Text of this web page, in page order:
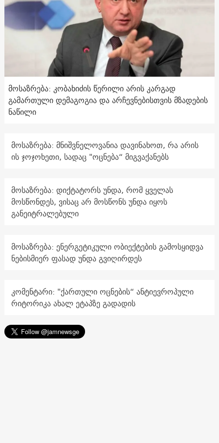
მოსაზრება: კობახიძის წერილი არის კარგად
გამართული დემაგოგია და არჩევნებისთვის მზადების
ნაწილი
მოსაზრება: მნიშვნელოვანია დავინახოთ, რა არის
ის ჯოჯოხეთი, სადაც "ოცნება“ მიგვაქანებს
მოსაზრება: დიქტატორს უნდა, რომ ყველას
მოსწონდეს, ვისაც არ მოსწონს უნდა იყოს
განეიტრალებული
მოსაზრება: ენერგეტიკული ობიექტების გამოსყიდვა
ნებისმიერ ფასად უნდა გვიღირდეს
კომენტარი: "ქართული ოცნების“ ანტიევროპული
რიტორიკა ახალ ეტაპზე გადადის